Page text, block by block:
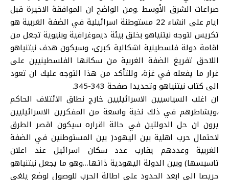
صراعات الشرق الأوسط .ومن الواضح ان الموافقة الاخيرة قبل
ايام على انشاء 22 مستوطنة اسرائيلية في الضفة الغربية هو
تكريس لتوجه نيتنياهو بخلق بيئة ديموغرافية وبنيوية تجعل من
اقامة دولة فلسطينية اشكالية كبرى، وسيكون هدف نيتنياهو
اللاحق تفريغ الضفة الغربية من سكانها الفلسطينيين على
غرار ما يفعله في غزة، وللتأكد من هذا التوجه عليك ان تعود
الى كتاب نيتنياهو وتحديدا صفحة 343-345.
ان اغلب السياسيين الاسرائيليين خارج نطاق الائتلاف الحاكم
،ويشاطرهم في ذلك نخبة واسعة من المفكرين الاسرائيليين
يرون ان حل الدولتين في حالة اقراره سيكون اقصر الطرق
لاحتمال حرب اهلية بين اليهود( بين المستوطنين في الضفة
الغربية وعددهم يقارب عدد سكان اسرائيل عند اعلان
تاسيسها) وبين الدولة اليهودية ذاتها…وهو ما يجعل نيتنياهو
حريصا الى ابعد الحدود على اطالة الحرب للوصول لوضع يلغى